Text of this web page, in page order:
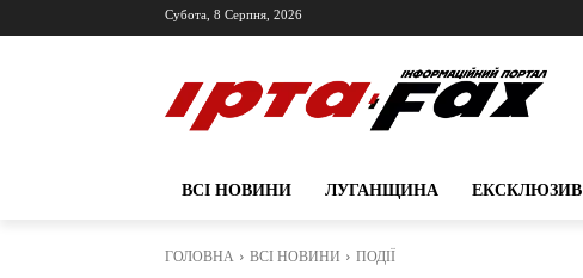
Субота, 8 Серпня, 2026
ВСІ НОВИНИ ЛУГАНЩИНА ЕКСКЛЮЗИВ
ГОЛОВНА ВСІ НОВИНИ ПОДІЇ